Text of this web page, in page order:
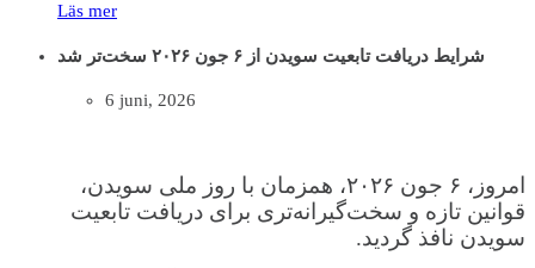
Läs mer
شرایط دریافت تابعیت سویدن از ۶ جون ۲۰۲۶ سخت‌تر شد
6 juni, 2026
امروز، ۶ جون ۲۰۲۶، همزمان با روز ملی سویدن،
قوانین تازه و سخت‌گیرانه‌تری برای دریافت تابعیت
سویدن نافذ گردید.